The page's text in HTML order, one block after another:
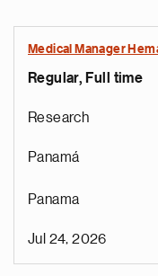
Medical Manager
Regular, Full time
Research
Panamá
Panama
Jul 24, 2026